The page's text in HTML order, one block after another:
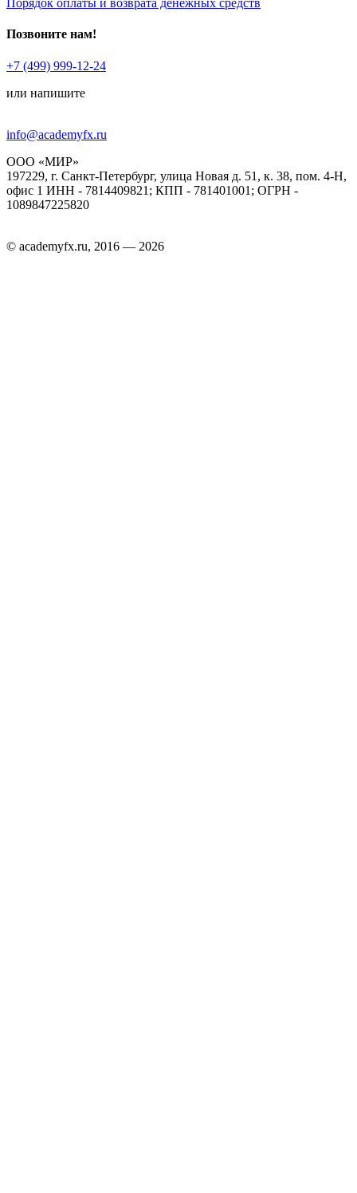
Порядок оплаты и возврата денежных средств
Позвоните нам!
+7 (499) 999-12-24
или напишите
info@academyfx.ru
ООО «МИР»
197229, г. Санкт-Петербург, улица Новая д. 51, к. 38, пом. 4-Н,
офис 1 ИНН - 7814409821; КПП - 781401001; ОГРН -
1089847225820
© academyfx.ru, 2016 — 2026